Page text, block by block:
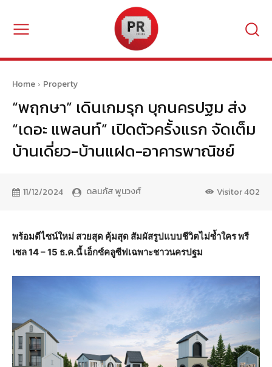
Home Property
“พฤกษา” เดินเกมรุก บุกนครปฐม ส่ง
“เดอะ แพลนท์” เปิดตัวครั้งแรก จัดเต็ม
บ้านเดี่ยว-บ้านแฝด-อาคารพาณิชย์
11/12/2024 ดลนภัส พูนวงศ์ Visitor402
พร้อมดีไซน์ใหม่ สวยสุด คุ้มสุด สัมผัสรูปแบบชีวิตไม่ซ้ำใคร พรี
เซล 14 – 15 ธ.ค.นี้ เอ็กซ์คลูซีฟเฉพาะชาวนครปฐม